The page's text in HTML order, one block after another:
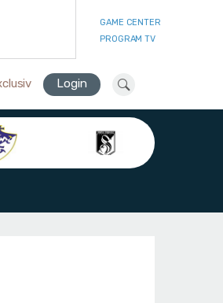
GAME CENTER
PROGRAM TV
Login